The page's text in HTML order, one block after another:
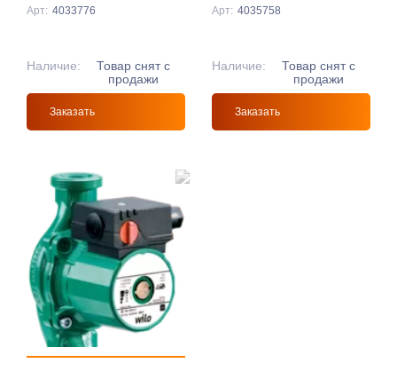
Арт: 4033776
Наличие:
Товар снят с
продажи
Заказать
Арт: 4035758
Наличие:
Товар снят с
продажи
Заказать